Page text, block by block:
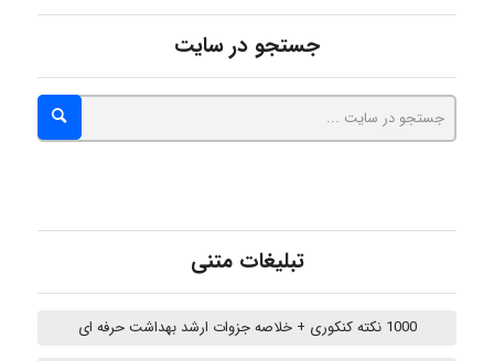
ABOALFZAL ZAREI
nima5534
Hasan haghparast
جستجو در سایت
تبلیغات متنی
1000 نکته کنکوری + خلاصه جزوات ارشد بهداشت حرفه ای